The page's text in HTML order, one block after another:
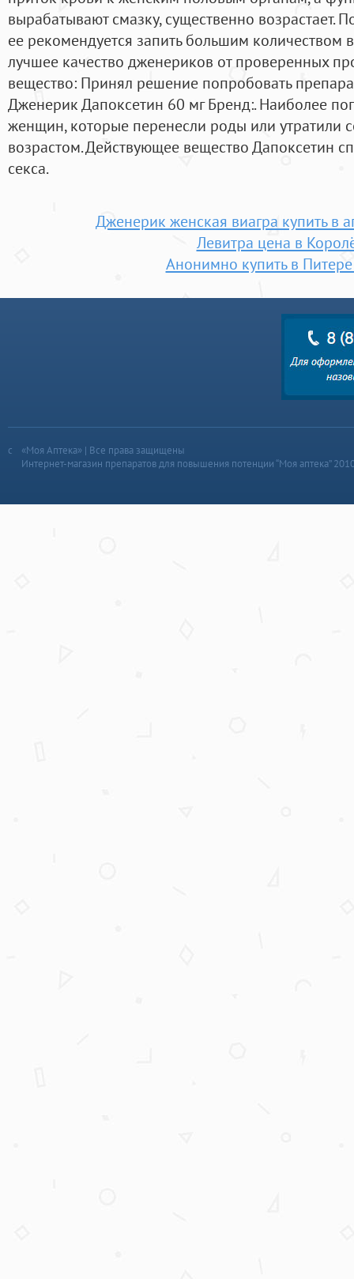
вырабатывают смазку, существенно возрастает.
ее рекомендуется запить большим
лучшее качество дженериков от проверенных
вещество: Принял решение попробовать
Дженерик Дапоксетин 60 мг Бренд:. Наиболее
женщин, которые перенесли роды или утратили
возрастом. Действующее вещество Дапоксетин
секса.
Дженерик женская виагра купить в
Левитра цена в
Анонимно купить в
«Моя Аптека» | Все права защищены
Интернет-магазин препаратов для повышения потенции “Моя аптека”